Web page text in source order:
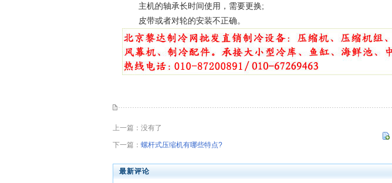
主机的轴承长时间使用，需要更换;
皮带或者对轮的安装不正确。
上一篇：没有了
下一篇： 螺杆式压缩机有哪些特点?
最新评论